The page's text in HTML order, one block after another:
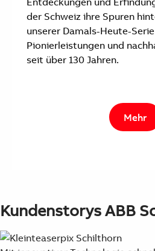
der Schweiz ihre Spuren
unserer Damals-Heute-
Pionierleistungen und
seit über 130 Jahren.
Mehr
Kundenstorys ABB